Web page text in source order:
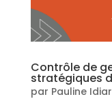
Contrôle de
stratégiques
par Pauline